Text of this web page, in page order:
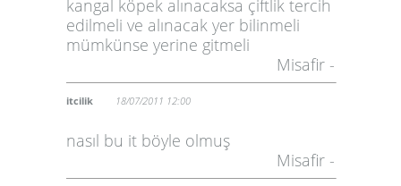
kangal köpek alınacaksa çiftlik tercih
edilmeli ve alınacak yer bilinmeli
mümkünse yerine gitmeli
Misafir -
itcilik 18/07/2011 12:00
nasıl bu it böyle olmuş
Misafir -